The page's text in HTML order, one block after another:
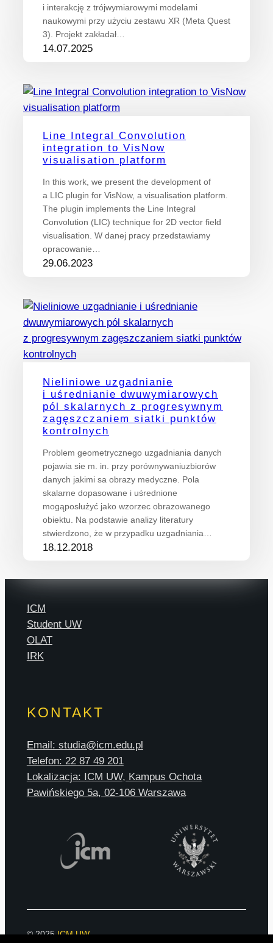
i interakcję z trójwymiarowymi modelami
naukowymi przy użyciu zestawu XR (Meta Quest
3). Projekt zakładał…
14.07.2025
Line Integral Convolution
integration to VisNow
visualisation platform
In this work, we present the development of
a LIC plugin for VisNow, a visualisation platform.
The plugin implements the Line Integral
Convolution (LIC) technique for 2D vector field
visualisation. W danej pracy przedstawiamy
opracowanie…
29.06.2023
Nieliniowe uzgadnianie
i uśrednianie dwuwymiarowych
pól skalarnych z progresywnym
zagęszczaniem siatki punktów
kontrolnych
Problem geometrycznego uzgadniania danych
pojawia sie m. in. przy porównywaniuzbiorów
danych jakimi sa obrazy medyczne. Pola
skalarne dopasowane i uśrednione
mogąposłużyć jako wzorzec obrazowanego
obiektu. Na podstawie analizy literatury
stwierdzono, że w przypadku uzgadniania…
18.12.2018
ICM
Student UW
OLAT
IRK
KONTAKT
Email: studia@icm.edu.pl
Telefon: 22 87 49 201
Lokalizacja: ICM UW, Kampus Ochota
Pawińskiego 5a, 02-106 Warszawa
© 2025ICM UW